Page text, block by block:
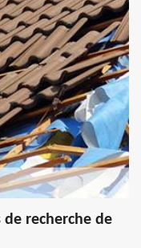
recherche de